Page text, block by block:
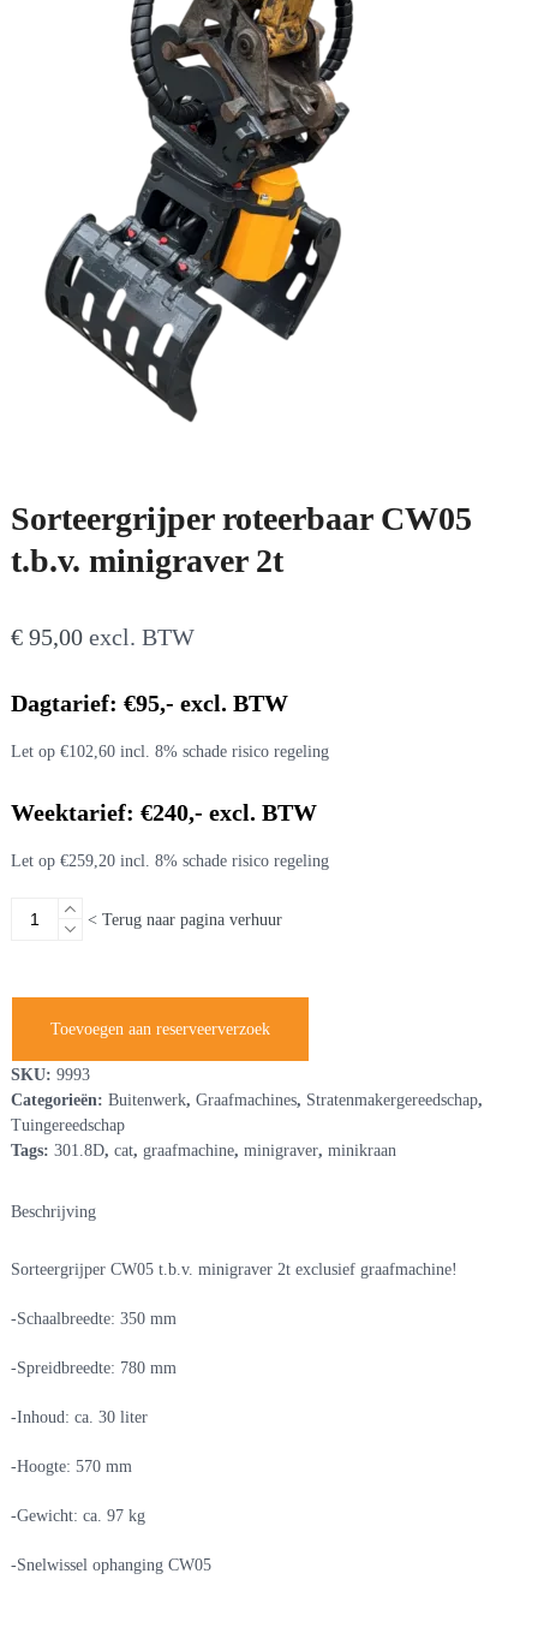
Sorteergrijper roteerbaar CW05
t.b.v. minigraver 2t
€95,00excl. BTW
Dagtarief: €95,- excl. BTW
Let op €102,60 incl. 8% schade risico regeling
Weektarief: €240,- excl. BTW
Let op €259,20 incl. 8% schade risico regeling
Sorteergrijper
roteerbaar
aantal
< Terug naar pagina verhuur
Toevoegen aan reserveerverzoek
SKU: 9993
Categorieën: Buitenwerk, Graafmachines, Stratenmakergereedschap,
Tuingereedschap
Tags: 301.8D, cat, graafmachine, minigraver, minikraan
Beschrijving
Sorteergrijper CW05 t.b.v. minigraver 2t exclusief graafmachine!
-Schaalbreedte: 350 mm
-Spreidbreedte: 780 mm
-Inhoud: ca. 30 liter
-Hoogte: 570 mm
-Gewicht: ca. 97 kg
-Snelwissel ophanging CW05